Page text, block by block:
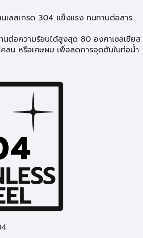
เลสเกรด 304 แข็งแรง ทนทานต่อสาร
นต่อความร้อนได้สูงสุด 80 องศาเซลเซียส
ลน หรือเศษผม เพื่อลดการอุดตันในท่อน้ำ